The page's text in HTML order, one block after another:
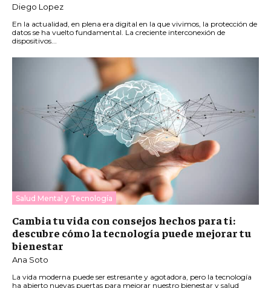
Diego Lopez
En la actualidad, en plena era digital en la que vivimos, la protección de
datos se ha vuelto fundamental. La creciente interconexión de
dispositivos...
Salud Mental y Tecnología
Cambia tu vida con consejos hechos para ti:
descubre cómo la tecnología puede mejorar tu
bienestar
Ana Soto
La vida moderna puede ser estresante y agotadora, pero la tecnología
ha abierto nuevas puertas para mejorar nuestro bienestar y salud